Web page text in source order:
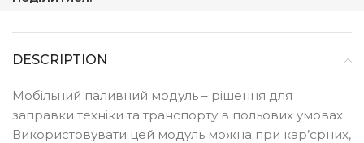
DESCRIPTION
Мобільний паливний модуль – рішення для
заправки техніки та транспорту в польових умовах.
Використовувати цей модуль можна при кар’єрних,